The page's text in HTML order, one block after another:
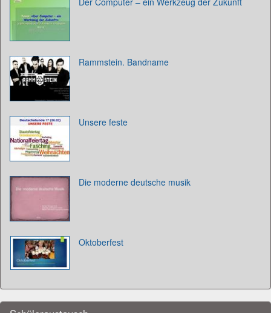
Rammstein. Bandname
Unsere feste
Die moderne deutsche musik
Oktoberfest